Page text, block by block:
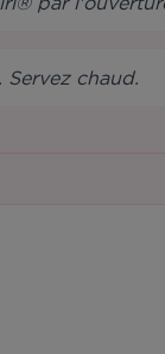
Servez chaud.